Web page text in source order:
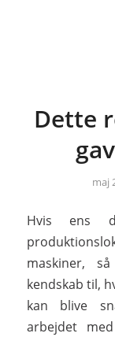
Dette
maj
Hvis ens
maskiner,
kendskab til,
kan blive
arbejdet